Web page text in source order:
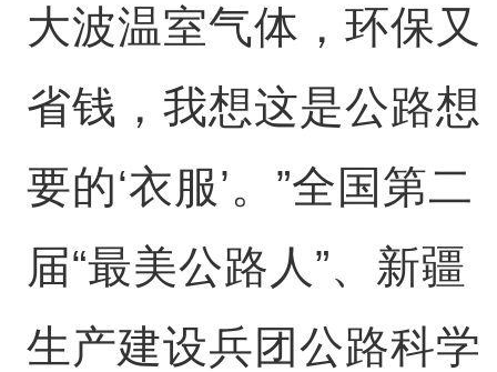
大波温室气体，环保又
省钱，我想这是公路想
要的‘衣服’。”全国第二
届“最美公路人”、新疆
生产建设兵团公路科学